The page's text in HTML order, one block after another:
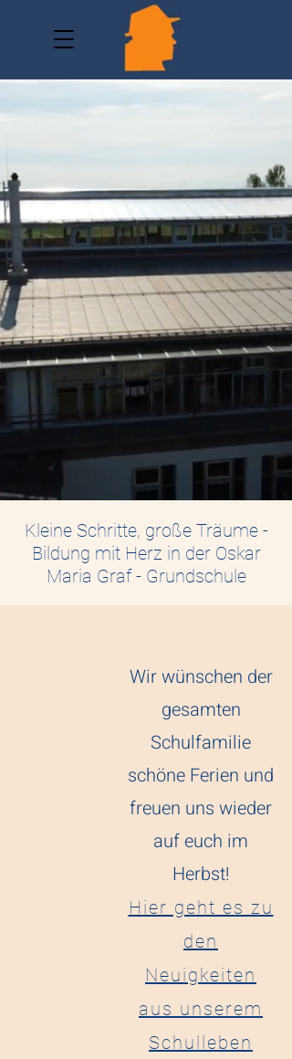
Kleine Schritte, große Träume -
Bildung mit Herz in der Oskar
Maria Graf - Grundschule
Wir wünschen der
gesamten
Schulfamilie
schöne Ferien und
freuen uns wieder
auf euch im
Herbst!
Hier geht es zu
den
Neuigkeiten
aus unserem
Schulleben